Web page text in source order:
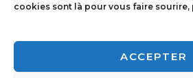
cookies sont là pour vous faire sourire,
ACCEPTER